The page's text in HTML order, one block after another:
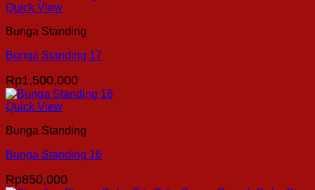
Quick View
Bunga Standing
Bunga Standing 17
Rp1,500,000
Quick View
Bunga Standing
Bunga Standing 16
Rp850,000